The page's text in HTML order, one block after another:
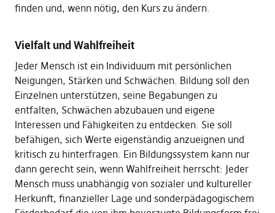
finden und, wenn nötig, den Kurs zu ändern.
Vielfalt und Wahlfreiheit
Jeder Mensch ist ein Individuum mit persönlichen
Neigungen, Stärken und Schwächen. Bildung soll den
Einzelnen unterstützen, seine Begabungen zu
entfalten, Schwächen abzubauen und eigene
Interessen und Fähigkeiten zu entdecken. Sie soll
befähigen, sich Werte eigenständig anzueignen und
kritisch zu hinterfragen. Ein Bildungssystem kann nur
dann gerecht sein, wenn Wahlfreiheit herrscht: Jeder
Mensch muss unabhängig von sozialer und kultureller
Herkunft, finanzieller Lage und sonderpädagogischem